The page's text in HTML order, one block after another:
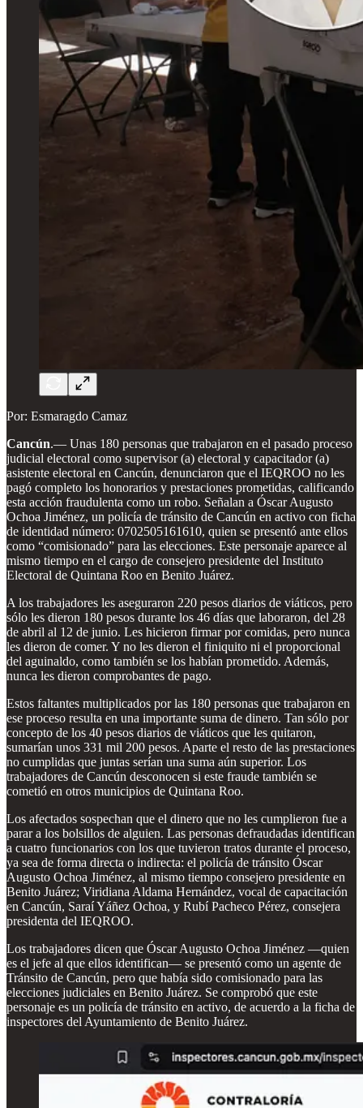
Por: Esmaragdo Camaz
Cancún.— Unas 180 personas que trabajaron en el pasado proceso
judicial electoral como supervisor (a) electoral y capacitador (a)
asistente electoral en Cancún, denunciaron que el IEQROO no les
pagó completo los honorarios y prestaciones prometidas, calificando
esta acción fraudulenta como un robo. Señalan a Óscar Augusto
Ochoa Jiménez, un policía de tránsito de Cancún en activo con ficha
de identidad número: 0702505161610, quien se presentó ante ellos
como “comisionado” para las elecciones. Este personaje aparece al
mismo tiempo en el cargo de consejero presidente del Instituto
Electoral de Quintana Roo en Benito Juárez.
A los trabajadores les aseguraron 220 pesos diarios de viáticos, pero
sólo les dieron 180 pesos durante los 46 días que laboraron, del 28
de abril al 12 de junio. Les hicieron firmar por comidas, pero nunca
les dieron de comer. Y no les dieron el finiquito ni el proporcional
del aguinaldo, como también se los habían prometido. Además,
nunca les dieron comprobantes de pago.
Estos faltantes multiplicados por las 180 personas que trabajaron en
ese proceso resulta en una importante suma de dinero. Tan sólo por
concepto de los 40 pesos diarios de viáticos que les quitaron,
sumarían unos 331 mil 200 pesos. Aparte el resto de las prestaciones
no cumplidas que juntas serían una suma aún superior. Los
trabajadores de Cancún desconocen si este fraude también se
cometió en otros municipios de Quintana Roo.
Los afectados sospechan que el dinero que no les cumplieron fue a
parar a los bolsillos de alguien. Las personas defraudadas identifican
a cuatro funcionarios con los que tuvieron tratos durante el proceso,
ya sea de forma directa o indirecta: el policía de tránsito Óscar
Augusto Ochoa Jiménez, al mismo tiempo consejero presidente en
Benito Juárez; Viridiana Aldama Hernández, vocal de capacitación
en Cancún, Saraí Yáñez Ochoa, y Rubí Pacheco Pérez, consejera
presidenta del IEQROO.
Los trabajadores dicen que Óscar Augusto Ochoa Jiménez —quien
es el jefe al que ellos identifican— se presentó como un agente de
Tránsito de Cancún, pero que había sido comisionado para las
elecciones judiciales en Benito Juárez. Se comprobó que este
personaje es un policía de tránsito en activo, de acuerdo a la ficha de
inspectores del Ayuntamiento de Benito Juárez.